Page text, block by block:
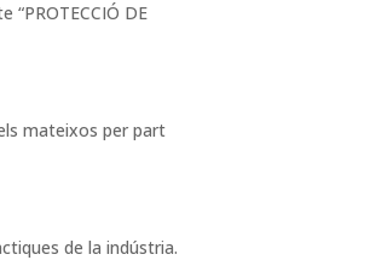
DE
mateixos per part
de la indústria.